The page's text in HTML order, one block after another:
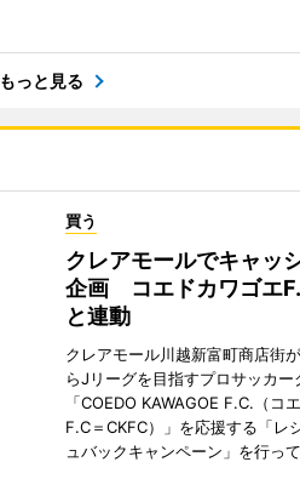
もっと見る
買う
クレアモールでキャッ
企画 コエドカワゴエ
と連動
クレアモール川越新富町商店街
らJリーグを目指すプロサッカー
「COEDO KAWAGOE F.C.（コ
F.C＝CKFC）」を応援する「レ
ュバックキャンペーン」を行って